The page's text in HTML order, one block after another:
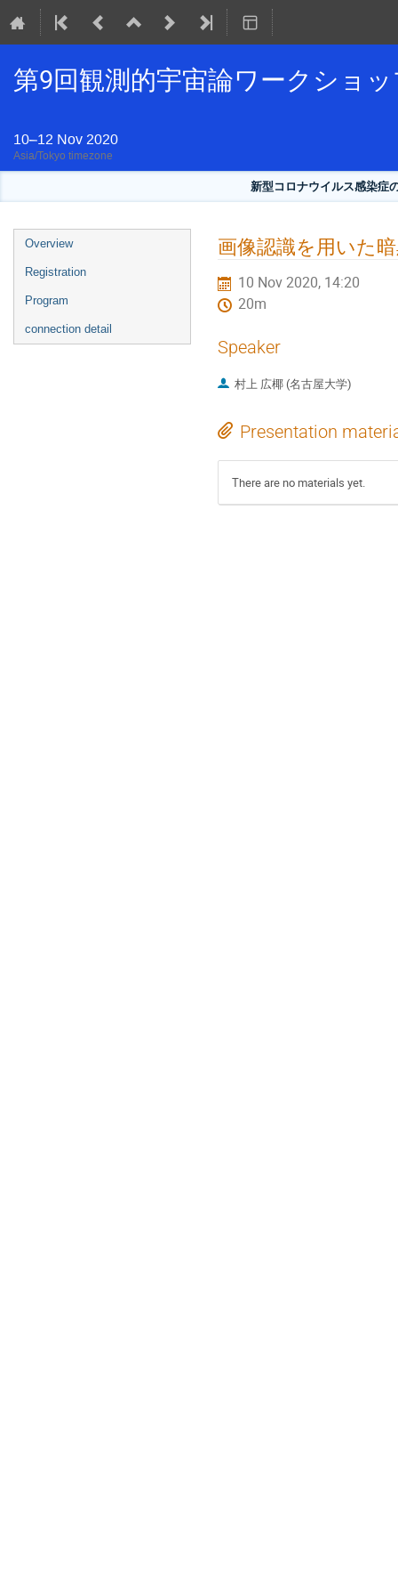
第9回観測的宇宙論ワークショ
10–12 Nov 2020
Asia/Tokyo timezone
新型コロナウイルス感染症
Event
menu
Overview
Registration
Program
connection detail
画像認識を用いた
10 Nov 2020, 14:20
20m
Speaker
村上 広椰 (名古屋大学)
Presentation
There are no materials yet.